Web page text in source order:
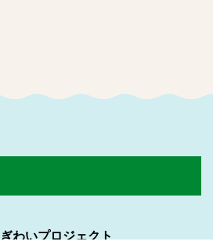
わいプロジェクト